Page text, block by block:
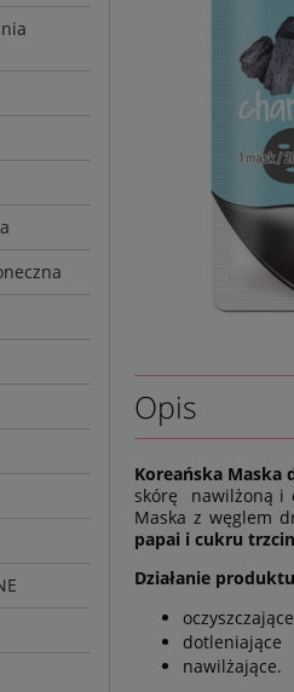
Opis
Koreańska Maska
skórę nawilżoną i
Maska z węglem
papai i cukru
Działanie
dotleniające
nawilżające.